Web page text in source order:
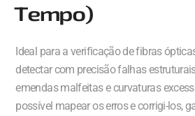
Tempo)
Ideal para a verificação de fibras
detectar com precisão falhas
emendas malfeitas e curvaturas
possível mapear os erros e corrigi-los,